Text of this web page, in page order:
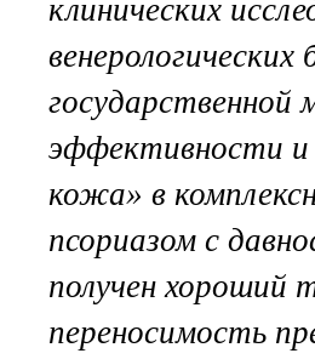
клинических
государственной
эффективности и
кожа» в
псориазом с
получен хороший
переносимость